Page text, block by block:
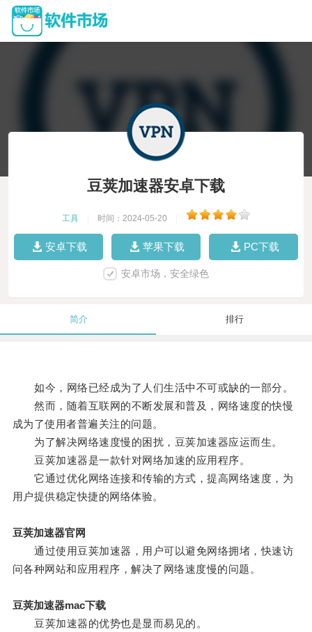
豆荚加速器安卓下载
工具 时间：2024-05-20
安卓下载 苹果下载 PC下载
安卓市场，安全绿色
简介 排行
如今，网络已经成为了人们生活中不可或缺的一部分。
然而，随着互联网的不断发展和普及，网络速度的快慢
成为了使用者普遍关注的问题。
为了解决网络速度慢的困扰，豆荚加速器应运而生。
豆荚加速器是一款针对网络加速的应用程序。
它通过优化网络连接和传输的方式，提高网络速度，为
用户提供稳定快捷的网络体验。
豆荚加速器官网
通过使用豆荚加速器，用户可以避免网络拥堵，快速访
问各种网站和应用程序，解决了网络速度慢的问题。
豆荚加速器mac下载
豆荚加速器的优势也是显而易见的。